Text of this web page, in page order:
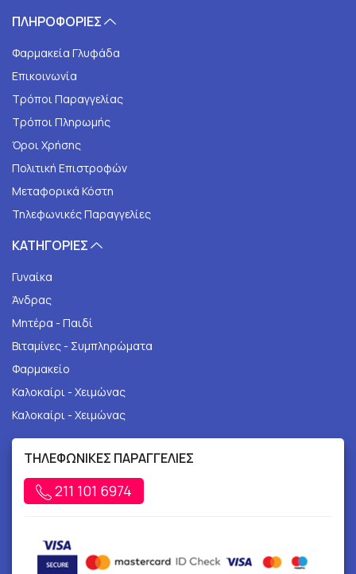
ΠΛΗΡΟΦΟΡΙΕΣ
Φαρμακεία Γλυφάδα
Επικοινωνία
Τρόποι Παραγγελίας
Τρόποι Πληρωμής
Όροι Χρήσης
Πολιτική Επιστροφών
Μεταφορικά Κόστη
Τηλεφωνικές Παραγγελίες
ΚΑΤΗΓΟΡΙΕΣ
Γυναίκα
Άνδρας
Μητέρα - Παιδί
Βιταμίνες - Συμπληρώματα
Φαρμακείο
Καλοκαίρι - Χειμώνας
Καλοκαίρι - Χειμώνας
ΤΗΛΕΦΩΝΙΚΕΣ ΠΑΡΑΓΓΕΛΙΕΣ
211 101 6974